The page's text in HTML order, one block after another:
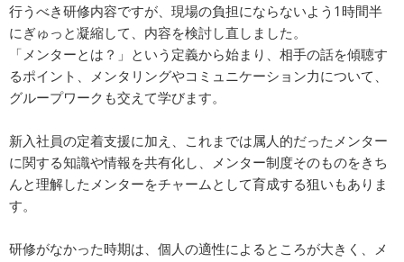
行うべき研修内容ですが、現場の負担にならないよう1時間半
にぎゅっと凝縮して、内容を検討し直しました。
「メンターとは？」という定義から始まり、相手の話を傾聴す
るポイント、メンタリングやコミュニケーション力について、
グループワークも交えて学びます。
新入社員の定着支援に加え、これまでは属人的だったメンター
に関する知識や情報を共有化し、メンター制度そのものをきち
んと理解したメンターをチャームとして育成する狙いもありま
す。
研修がなかった時期は、個人の適性によるところが大きく、メ